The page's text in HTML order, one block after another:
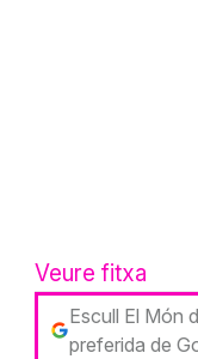
Veure fitxa
Escull El Món
preferida de